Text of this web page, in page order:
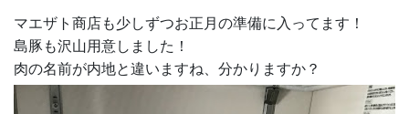
マエザト商店も少しずつお正月の準備に入ってます！
島豚も沢山用意しました！
肉の名前が内地と違いますね、分かりますか？